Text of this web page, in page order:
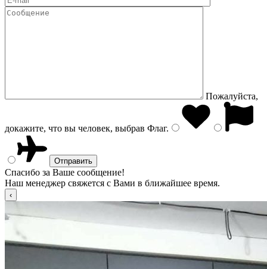
Пожалуйста,
докажите, что вы человек, выбрав Флаг.
Спасибо за Ваше сообщение!
Наш менеджер свяжется с Вами в ближайшее время.